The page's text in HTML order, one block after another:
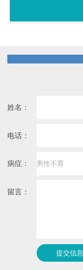
姓名：
电话：
病症：
留言：
提交信息